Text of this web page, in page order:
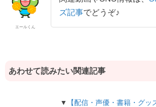
エールくん
ズ記事でどうぞ♪
あわせて読みたい関連記事
▼
【配信・声優・書籍・グッ